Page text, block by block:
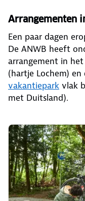
Arrangementen
Een paar dagen
De ANWB heeft
arrangement in
(hartje Lochem)
vakantiepark vlak
met Duitsland).